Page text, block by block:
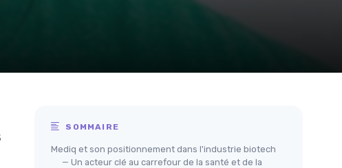
SOMMAIRE
Mediq et son positionnement dans l'industrie biotech
— Un acteur clé au carrefour de la santé et de la